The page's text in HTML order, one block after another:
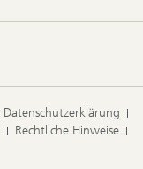
Datenschutzerklärung
Rechtliche Hinweise